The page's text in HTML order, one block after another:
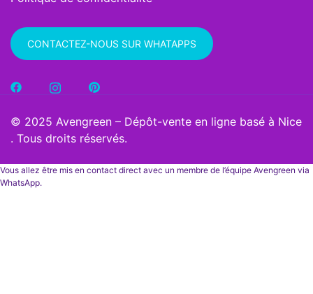
CONTACTEZ-NOUS SUR WHATAPPS
© 2025 Avengreen – Dépôt-vente en ligne basé à Nice
. Tous droits réservés.
Vous allez être mis en contact direct avec un membre de l’équipe Avengreen via
WhatsApp.